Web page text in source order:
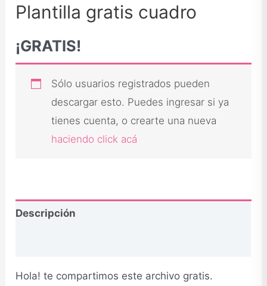
Plantilla gratis cuadro
¡GRATIS!
Sólo usuarios registrados pueden
descargar esto. Puedes ingresar si ya
tienes cuenta, o crearte una nueva
haciendo click acá
Descripción
Hola! te compartimos este archivo gratis.